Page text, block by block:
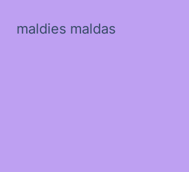
maldies maldas